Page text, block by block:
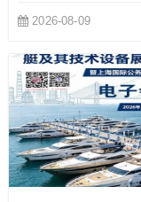
名录2026-08-09